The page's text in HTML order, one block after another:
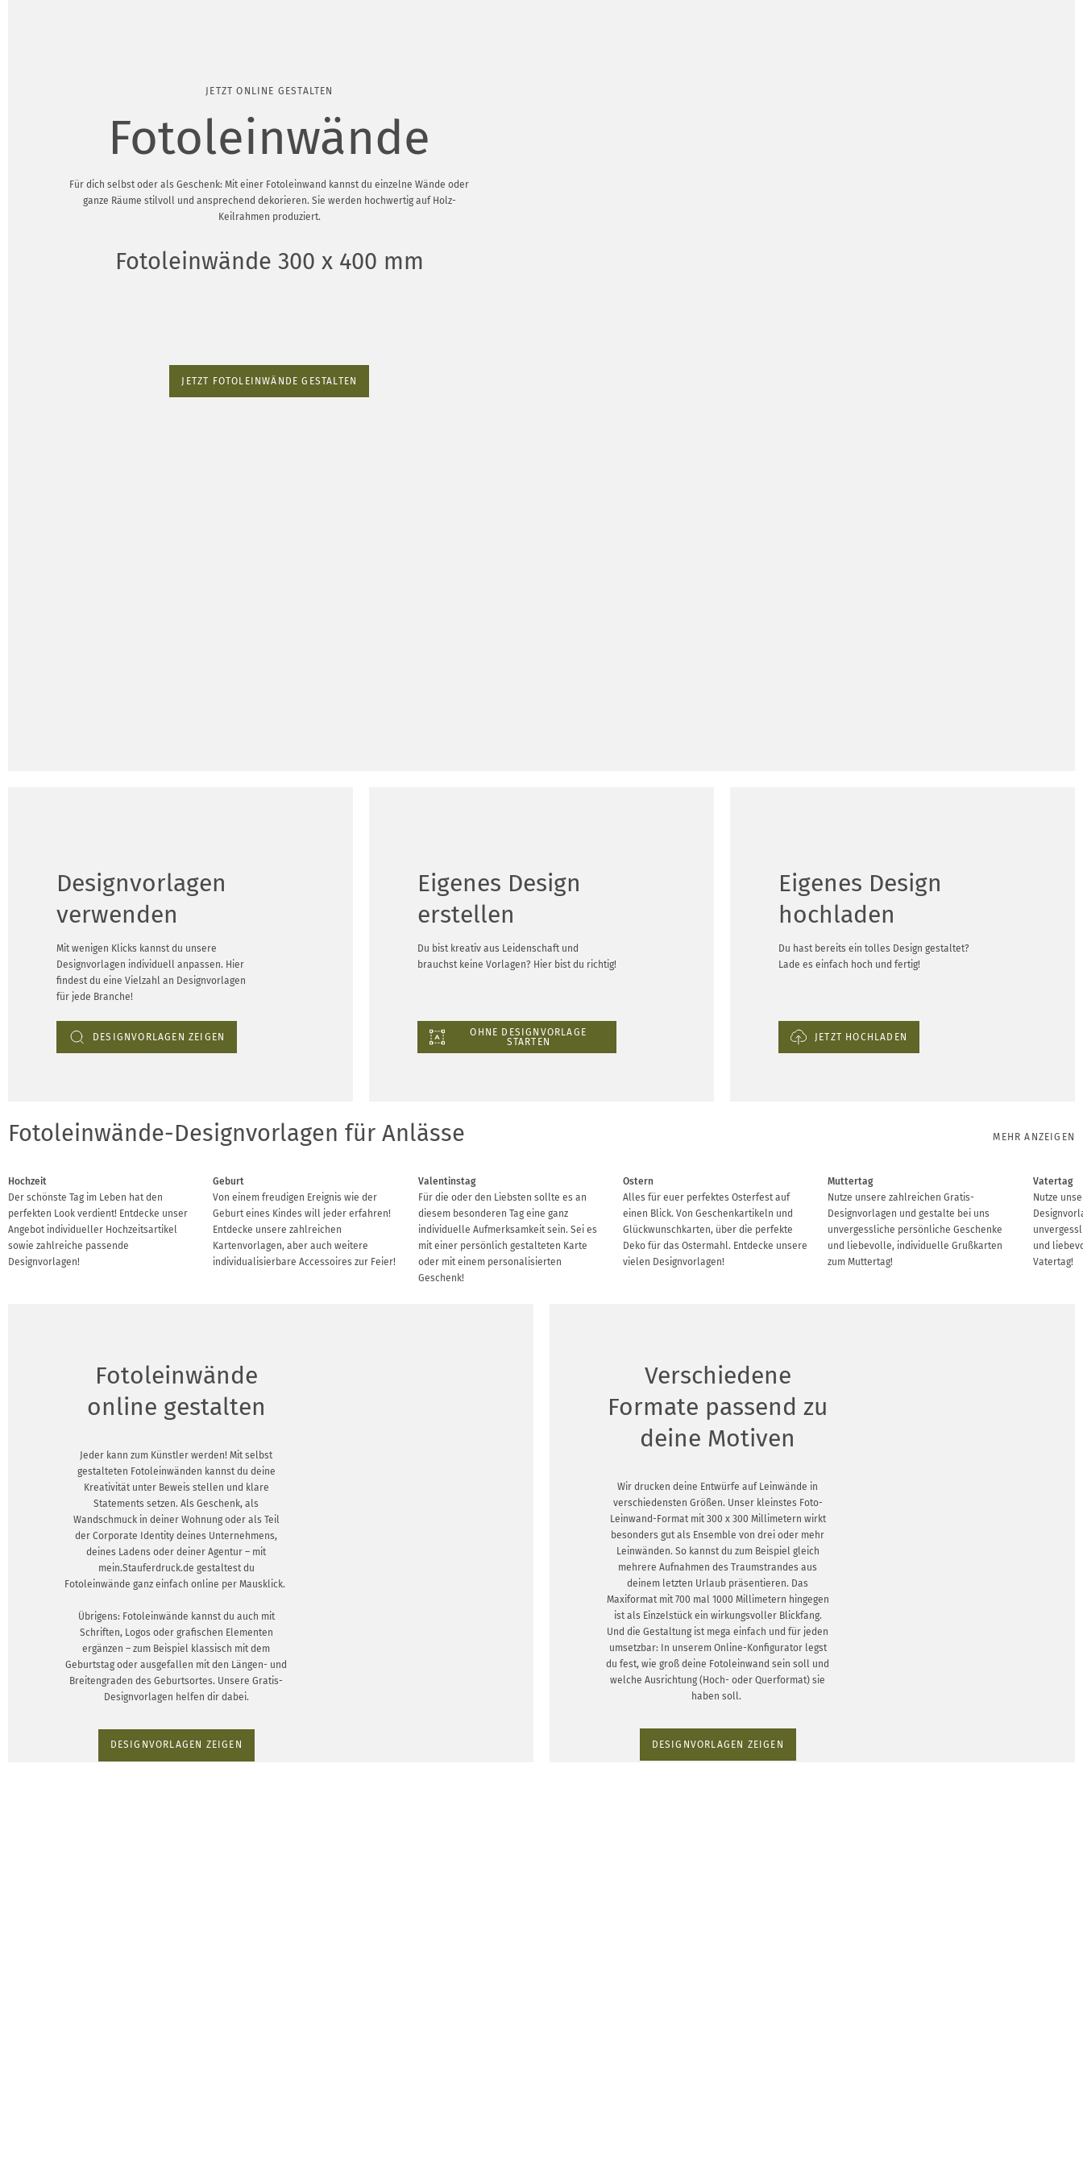
JETZT ONLINE GESTALTEN
Fotoleinwände
Für dich selbst oder als Geschenk: Mit einer Fotoleinwand kannst du einzelne Wände oder
ganze Räume stilvoll und ansprechend dekorieren. Sie werden hochwertig auf Holz-
Keilrahmen produziert.
Fotoleinwände 300 x 400 mm
JETZT FOTOLEINWÄNDE GESTALTEN
Designvorlagen
verwenden
Mit wenigen Klicks kannst du unsere
Designvorlagen individuell anpassen. Hier
findest du eine Vielzahl an Designvorlagen
für jede Branche!
DESIGNVORLAGEN ZEIGEN
Eigenes Design
erstellen
Du bist kreativ aus Leidenschaft und
brauchst keine Vorlagen? Hier bist du richtig!
OHNE DESIGNVORLAGE
STARTEN
Eigenes Design
hochladen
Du hast bereits ein tolles Design gestaltet?
Lade es einfach hoch und fertig!
JETZT HOCHLADEN
Fotoleinwände-Designvorlagen für Anlässe MEHR ANZEIGEN
Hochzeit
Der schönste Tag im Leben hat den
perfekten Look verdient! Entdecke unser
Angebot individueller Hochzeitsartikel
sowie zahlreiche passende
Designvorlagen!
Geburt
Von einem freudigen Ereignis wie der
Geburt eines Kindes will jeder erfahren!
Entdecke unsere zahlreichen
Kartenvorlagen, aber auch weitere
individualisierbare Accessoires zur Feier!
Valentinstag
Für die oder den Liebsten sollte es an
diesem besonderen Tag eine ganz
individuelle Aufmerksamkeit sein. Sei es
mit einer persönlich gestalteten Karte
oder mit einem personalisierten
Geschenk!
Ostern
Alles für euer perfektes Osterfest auf
einen Blick. Von Geschenkartikeln und
Glückwunschkarten, über die perfekte
Deko für das Ostermahl. Entdecke unsere
vielen Designvorlagen!
Muttertag
Nutze unsere zahlreichen Gratis-
Designvorlagen und gestalte bei uns
unvergessliche persönliche Geschenke
und liebevolle, individuelle Grußkarten
zum Muttertag!
Vatertag
Nutze
und
Vatertag!
Fotoleinwände
online gestalten
Jeder kann zum Künstler werden! Mit selbst
gestalteten Fotoleinwänden kannst du deine
Kreativität unter Beweis stellen und klare
Statements setzen. Als Geschenk, als
Wandschmuck in deiner Wohnung oder als Teil
der Corporate Identity deines Unternehmens,
deines Ladens oder deiner Agentur – mit
mein.Stauferdruck.de gestaltest du
Fotoleinwände ganz einfach online per Mausklick.
Übrigens: Fotoleinwände kannst du auch mit
Schriften, Logos oder grafischen Elementen
ergänzen – zum Beispiel klassisch mit dem
Geburtstag oder ausgefallen mit den Längen- und
Breitengraden des Geburtsortes. Unsere Gratis-
Designvorlagen helfen dir dabei.
DESIGNVORLAGEN ZEIGEN
Verschiedene
Formate passend zu
deine Motiven
Wir drucken deine Entwürfe auf Leinwände in
verschiedensten Größen. Unser kleinstes Foto-
Leinwand-Format mit 300 x 300 Millimetern wirkt
besonders gut als Ensemble von drei oder mehr
Leinwänden. So kannst du zum Beispiel gleich
mehrere Aufnahmen des Traumstrandes aus
deinem letzten Urlaub präsentieren. Das
Maxiformat mit 700 mal 1000 Millimetern hingegen
ist als Einzelstück ein wirkungsvoller Blickfang.
Und die Gestaltung ist mega einfach und für jeden
umsetzbar: In unserem Online-Konfigurator legst
du fest, wie groß deine Fotoleinwand sein soll und
welche Ausrichtung (Hoch- oder Querformat) sie
haben soll.
DESIGNVORLAGEN ZEIGEN